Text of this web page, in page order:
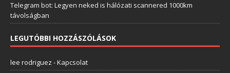
Telegram bot: Legyen neked is hálózati scannered 1000km
távolságban
LEGUTÓBBI HOZZÁSZÓLÁSOK
lee rodriguez -Kapcsolat